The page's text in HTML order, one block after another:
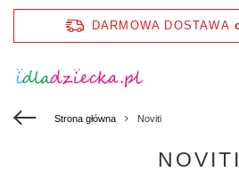
DARMOWA DOSTAWA
Strona główna Noviti
NOVITI